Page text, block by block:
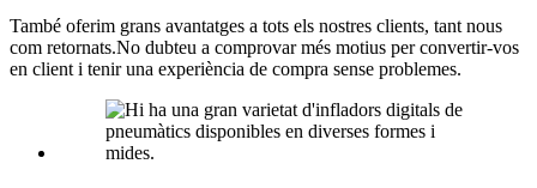
També oferim grans avantatges a tots els nostres clients, tant nous
com retornats.No dubteu a comprovar més motius per convertir-vos
en client i tenir una experiència de compra sense problemes.